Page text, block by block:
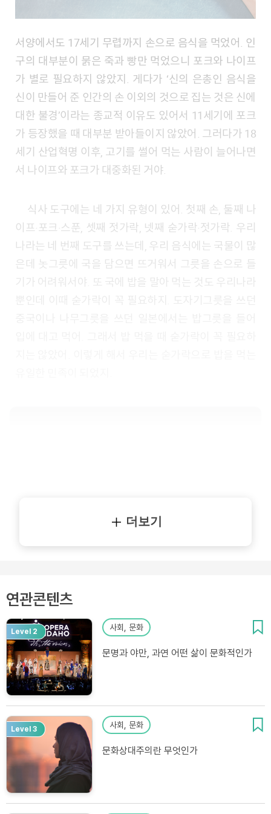
서양에서도 17세기 무렵까지 손으로 음식을 먹었어. 인
구의 대부분이 묽은 죽과 빵만 먹었으니 포크와 나이프
가 별로 필요하지 않았지. 게다가 ‘신의 은총인 음식을
신이 만들어 준 인간의 손 이외의 것으로 집는 것은 신에
대한 불경’이라는 종교적 이유도 있어서 11세기에 포크
가 등장했을 때 대부분 받아들이지 않았어. 그러다가 18
세기 산업혁명 이후, 고기를 썰어 먹는 사람이 늘어나면
서 나이프와 포크가 대중화된 거야.
식사 도구에는 네 가지 유형이 있어. 첫째 손, 둘째 나
이프·포크·스푼, 셋째 젓가락, 넷째 숟가락·젓가락. 우리
나라는 네 번째 도구를 쓰는데, 우리 음식에는 국물이 많
은데 놋그릇에 국을 담으면 뜨거워서 그릇을 손으로 들
기가 어려워서야. 또 국에 밥을 말아 먹는 것도 우리나라
더보기
연관콘텐츠
Level 2 사회, 문화
문명과 야만, 과연 어떤 삶이 문화적인가
Level 3 사회, 문화
문화상대주의란 무엇인가